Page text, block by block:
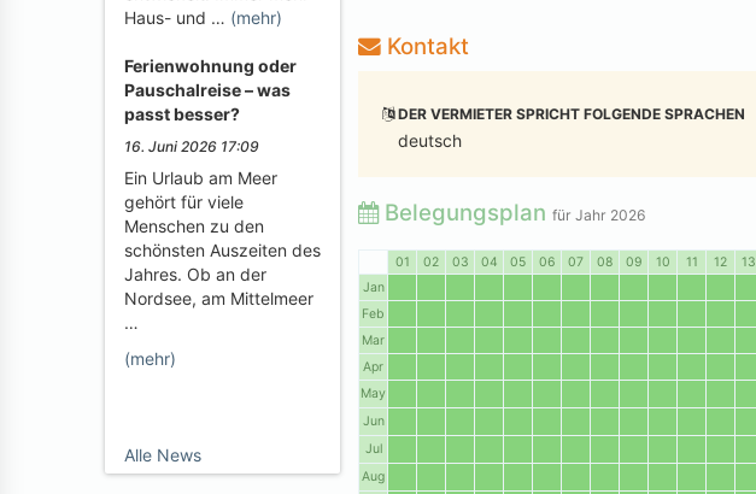
Haus- und … (mehr)
Ferienwohnung oder
Pauschalreise – was
passt besser?
16. Juni 2026 17:09
Ein Urlaub am Meer
gehört für viele
Menschen zu den
schönsten Auszeiten des
Jahres. Ob an der
Nordsee, am Mittelmeer
…
(mehr)
Alle News
Kontakt
DER VERMIETER SPRICHT FOLGENDE SPRACHEN
deutsch
Belegungsplan für Jahr 2026
01 02 03 04 05 06 07 08 09 10 11 12 13
Jan
Feb
Mar
Apr
May
Jun
Jul
Aug